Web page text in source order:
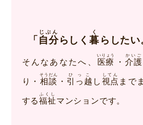
「自分
じぶん
らしく 暮
く
らしたい
そんなあなたへ、 医療
いりょう
・ 介護
かいご
り・ 相談
そうだん
・ 引っ越
ひっこ
し 視点
してん
まで
する福祉
ふくし
マンションです。